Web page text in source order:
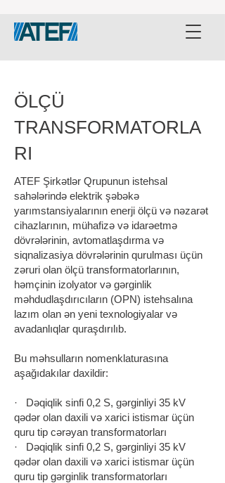
ÖLÇÜ
TRANSFORMATORLA
RI
ATEF Şirkətlər Qrupunun istehsal
sahələrində elektrik şəbəkə
yarımstansiyalarının enerji ölçü və nəzarət
cihazlarının, mühafizə və idarəetmə
dövrələrinin, avtomatlaşdırma və
siqnalizasiya dövrələrinin qurulması üçün
zəruri olan ölçü transformatorlarının,
həmçinin izolyator və gərginlik
məhdudlaşdırıcıların (OPN) istehsalına
lazım olan ən yeni texnologiyalar və
avadanlıqlar quraşdırılıb.
Bu məhsulların nomenklaturasına
aşağıdakılar daxildir:
· Dəqiqlik sinfi 0,2 S, gərginliyi 35 kV
qədər olan daxili və xarici istismar üçün
quru tip cərəyan transformatorları
· Dəqiqlik sinfi 0,2 S, gərginliyi 35 kV
qədər olan daxili və xarici istismar üçün
quru tip gərginlik transformatorları